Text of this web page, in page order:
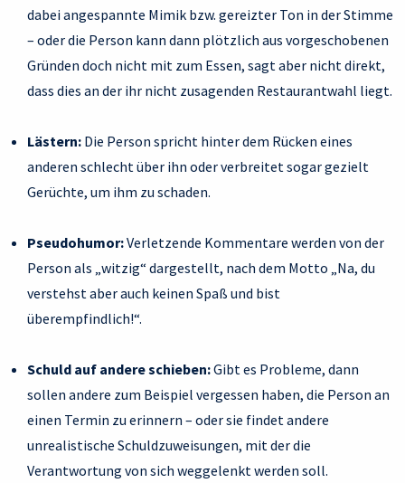
dabei angespannte Mimik bzw. gereizter Ton in der Stimme
– oder die Person kann dann plötzlich aus vorgeschobenen
Gründen doch nicht mit zum Essen, sagt aber nicht direkt,
dass dies an der ihr nicht zusagenden Restaurantwahl liegt.
Lästern: Die Person spricht hinter dem Rücken eines
anderen schlecht über ihn oder verbreitet sogar gezielt
Gerüchte, um ihm zu schaden.
Pseudohumor:Verletzende Kommentare werden von der
Person als „witzig“ dargestellt, nach dem Motto „Na, du
verstehst aber auch keinen Spaß und bist
überempfindlich!“.
Schuld auf andere schieben:Gibt es Probleme, dann
sollen andere zum Beispiel vergessen haben, die Person an
einen Termin zu erinnern – oder sie findet andere
unrealistische Schuldzuweisungen, mit der die
Verantwortung von sich weggelenkt werden soll.